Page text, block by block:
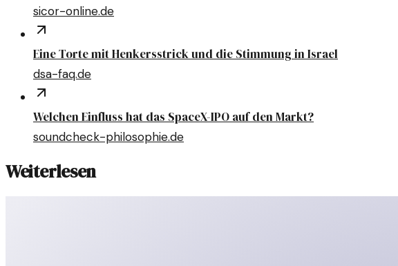
sicor-online.de
Eine Torte mit Henkersstrick und die Stimmung in Israel
dsa-faq.de
Welchen Einfluss hat das SpaceX-IPO auf den Markt?
soundcheck-philosophie.de
Weiterlesen